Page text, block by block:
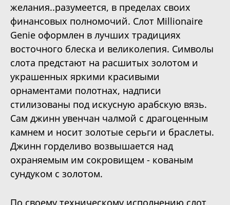
желания..разумеется, в пределах своих
финансовых полномочий. Слот Millionaire
Genie оформлен в лучших традициях
восточного блеска и великолепия. Символы
слота предстают на расшитых золотом и
украшенных яркими красивыми
орнаментами полотнах, надписи
стилизованы под искусную арабскую вязь.
Сам джинн увенчан чалмой с драгоценным
камнем и носит золотые серьги и браслеты.
Джинн горделиво возвышается над
охраняемым им сокровищем - кованым
сундуком с золотом.
По своему техническому исполнению слот